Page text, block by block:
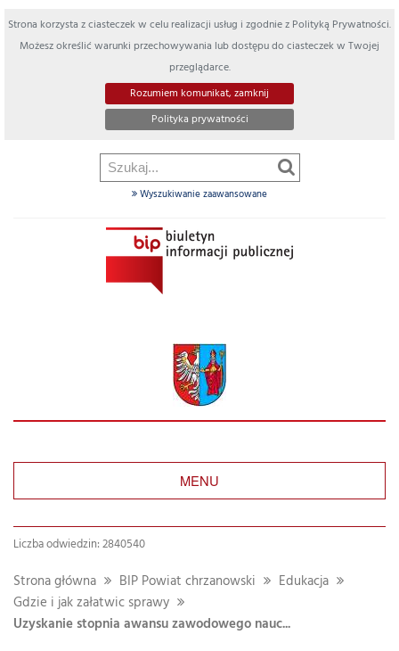
Strona korzysta z ciasteczek w celu realizacji usług i zgodnie z Polityką Prywatności.
Możesz określić warunki przechowywania lub dostępu do ciasteczek w Twojej
przeglądarce.
Rozumiem komunikat, zamknij
Polityka prywatności
Wyszukiwanie zaawansowane
MENU
Liczba odwiedzin: 2840540
Strona główna BIP Powiat chrzanowski
Edukacja
Gdzie i jak załatwic sprawy
Uzyskanie stopnia awansu zawodowego nauc...